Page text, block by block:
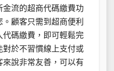
金流的超商代碼繳費功
顧客只需到超商便利
代碼繳費，即可輕鬆完
對於不習慣線上支付或
說非常友善，可以有